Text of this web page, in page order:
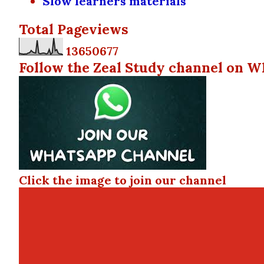
Total Pageviews
13650677
Follow the Zeal Study channel on
Click the image to join our channel